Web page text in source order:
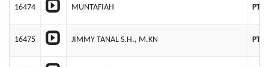
16474 MUNTAFIAH PT
16475 JIMMY TANAL S.H., M.KN PT